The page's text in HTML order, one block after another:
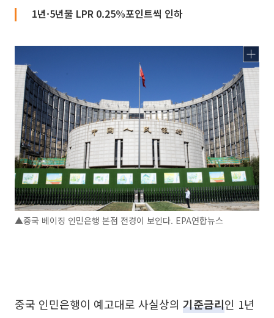
1년·5년물 LPR 0.25%포인트씩 인하
▲중국 베이징 인민은행 본점 전경이 보인다. EPA연합뉴스
중국 인민은행이 예고대로 사실상의 기준금리인 1년